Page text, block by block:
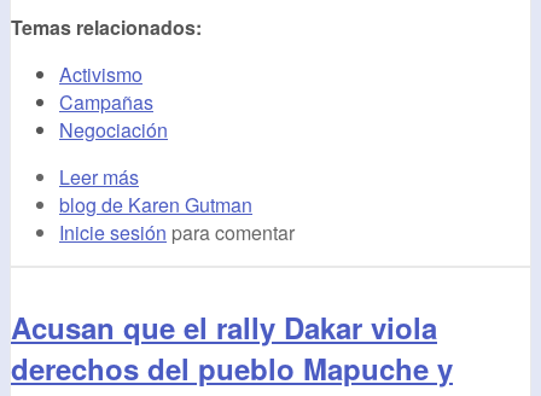
Temas relacionados:
Activismo
Campañas
Negociación
Leer más
blog de Karen Gutman
Inicie sesión para comentar
Acusan que el rally Dakar viola
derechos del pueblo Mapuche y